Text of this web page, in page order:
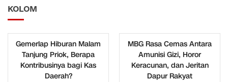
KOLOM
Gemerlap Hiburan Malam
Tanjung Priok, Berapa
Kontribusinya bagi Kas
Daerah?
MBG Rasa Cemas Antara
Amunisi Gizi, Horor
Keracunan, dan Jeritan
Dapur Rakyat